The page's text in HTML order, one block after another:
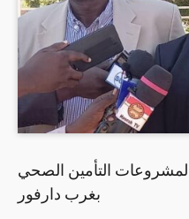
التأمين الصحي
بغرب دارفور